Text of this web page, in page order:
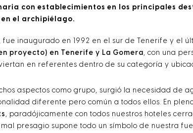
con establecimientos en los principales
el archipiélago.
, fue inaugurado en 1992 en el sur de Tenerife y el
proyecto) en Tenerife y La Gomera, con una
en referentes dentro de su categoría y
aspectos como grupo, surgió la necesidad de
diferente pero común a todos ellos. En
, paradójicamente con todos nuestros hoteles
mal presagio supone todo un símbolo de nuestra